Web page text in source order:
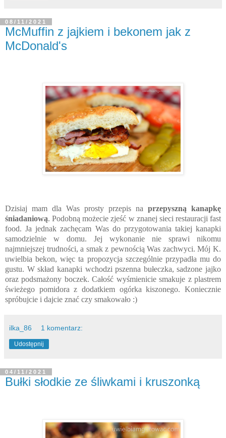
08/11/2021
McMuffin z jajkiem i bekonem jak z
McDonald's
Dzisiaj mam dla Was prosty przepis na przepyszną kanapkę
śniadaniową. Podobną możecie zjeść w znanej sieci restauracji fast
food. Ja jednak zachęcam Was do przygotowania takiej kanapki
samodzielnie w domu. Jej wykonanie nie sprawi nikomu
najmniejszej trudności, a smak z pewnością Was zachwyci. Mój K.
uwielbia bekon, więc ta propozycja szczególnie przypadła mu do
gustu. W skład kanapki wchodzi pszenna bułeczka, sadzone jajko
oraz podsmażony boczek. Całość wyśmienicie smakuje z plastrem
świeżego pomidora z dodatkiem ogórka kiszonego. Koniecznie
spróbujcie i dajcie znać czy smakowało :)
ilka_86 1 komentarz:
Udostępnij
04/11/2021
Bułki słodkie ze śliwkami i kruszonką